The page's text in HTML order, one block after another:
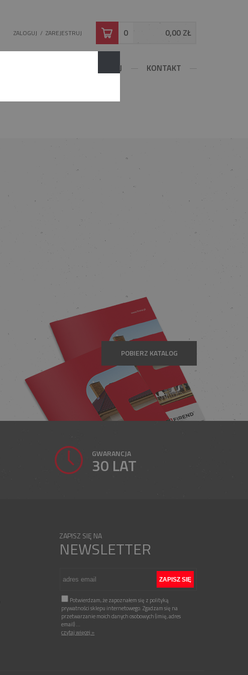
ZALOGUJ /ZAREJESTRUJ 0 0,00 ZŁ
KONFIGURUJ KONTAKT
POBIERZ KATALOG
GWARANCJA
30 LAT
ZAPISZ SIĘ NA
NEWSLETTER
Potwierdzam, że zapoznałem się z polityką
prywatności sklepu internetowego. Zgadzam się na
przetwarzanie moich danych osobowych (imię, adres
email)...
czytaj więcej »